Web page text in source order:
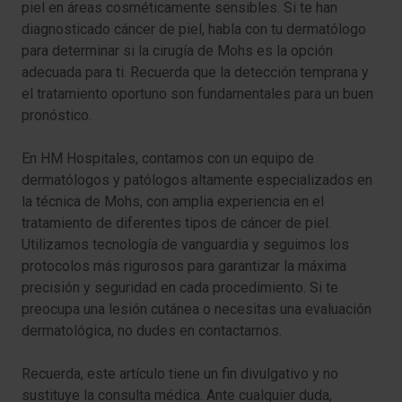
piel en áreas cosméticamente sensibles. Si te han
diagnosticado cáncer de piel, habla con tu dermatólogo
para determinar si la cirugía de Mohs es la opción
adecuada para ti. Recuerda que la detección temprana y
el tratamiento oportuno son fundamentales para un buen
pronóstico.
En HM Hospitales, contamos con un equipo de
dermatólogos y patólogos altamente especializados en
la técnica de Mohs, con amplia experiencia en el
tratamiento de diferentes tipos de cáncer de piel.
Utilizamos tecnología de vanguardia y seguimos los
protocolos más rigurosos para garantizar la máxima
precisión y seguridad en cada procedimiento. Si te
preocupa una lesión cutánea o necesitas una evaluación
dermatológica, no dudes en contactarnos.
Recuerda, este artículo tiene un fin divulgativo y no
sustituye la consulta médica. Ante cualquier duda,